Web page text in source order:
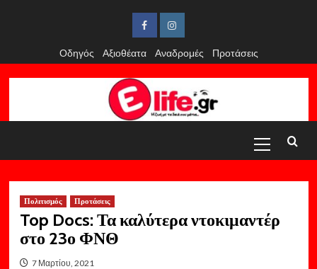
FacebookInstagram
Οδηγός
Αξιοθέατα Αναδρομές Προτάσεις
Menu
Πολιτισμός Προτάσεις
Top Docs: Τα καλύτερα ντοκιμαντέρ
στο 23ο ΦΝΘ
7 Μαρτίου, 2021